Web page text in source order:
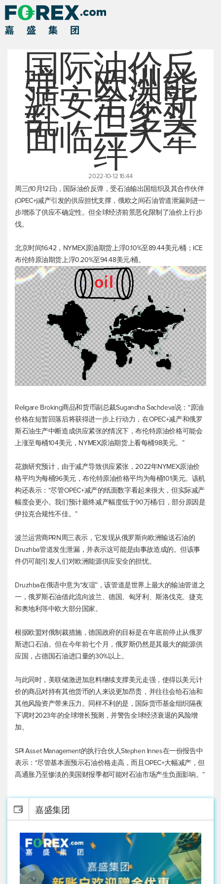
国际油价反
弹，欧洲能
源安全添新
乱，但多头
面临一大牵
绊
2022-10-12 16:44
周三(10月12日)，国际油价反弹，受石油输出国组织及其合作伙伴
(OPEC+)减产引发的供应担忧支撑，俄欧之间石油管道泄漏则进一
步增添了供应不确定性。但全球经济前景恶化限制了油价上行步
伐。
北京时间16:42，NYMEX原油期货上浮0.10%至89.44美元/桶；ICE
布伦特原油期货上浮0.20%至94.48美元/桶。
Religare Broking商品和货币副总裁Sugandha Sachdeva说：“原油
价格在短暂回落后将获得进一步上行动力，在OPEC+减产和俄罗
斯石油生产中断造成供应紧张的情况下，布伦特原油价格可能会
上涨至每桶104美元，NYMEX原油期货上看每桶98美元。”
花旗研究预计，由于减产导致供应紧张，2022年NYMEX原油价
格平均为每桶96美元，布伦特原油价格平均为每桶101美元。该机
构还表示：“尽管OPEC+减产的纸面数字看起来很大，但实际减产
幅度会更小。我们预计最终减产幅度低于90万桶/日，部分原因是
伊拉克合规性不佳。”
波兰运营商PRN周三表示，它发现从俄罗斯向欧洲输送石油的
Druzhba管道发生泄漏，并表示这可能是由事故造成的。但该事
件仍可能引发人们对欧洲能源供应安全的担忧。
Druzhba在俄语中意为“友谊”，该管道是世界上最大的输油管道之
一，俄罗斯石油借此流向波兰、德国、匈牙利、斯洛伐克、捷克
和奥地利等中欧大部分国家。
根据欧盟对俄制裁措施，德国政府的目标是在年底前停止从俄罗
斯进口石油。但在今年前七个月，俄罗斯仍然是其最大的能源供
应国，占德国石油进口量的30%以上。
与此同时，美联储激进加息料继续支撑美元走强，使得以美元计
价的商品对持有其他货币的人来说更加昂贵，并往往会给石油和
其他风险资产带来压力。同样不利的是，国际货币基金组织隔夜
下调对2023年的全球增长预测，并警告全球经济衰退的风险增
加。
SPI Asset Management的执行合伙人Stephen Innes在一份报告中
表示：“尽管基本面预示石油价格走高，而且OPEC+大幅减产，但
高通胀乃至惨淡的美国财报季都可能对石油市场产生负面影响。”
嘉盛集团